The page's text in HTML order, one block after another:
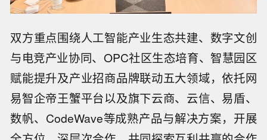
双方重点围绕人工智能产业生态共建、数字文创
与电竞产业协同、OPC社区生态培育、智慧园区
赋能提升及产业招商品牌联动五大领域，依托网
易智企帝王蟹平台以及旗下云商、云信、易盾、
数帆、CodeWave等成熟产品与解决方案，开展